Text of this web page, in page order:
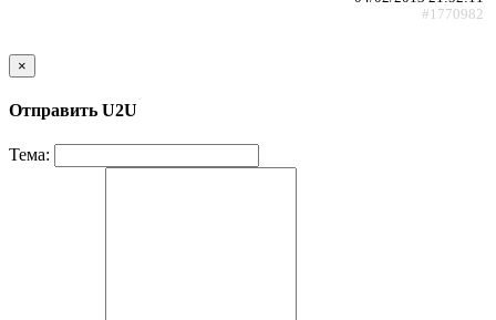
#1770982
×
Отправить U2U
Тема: